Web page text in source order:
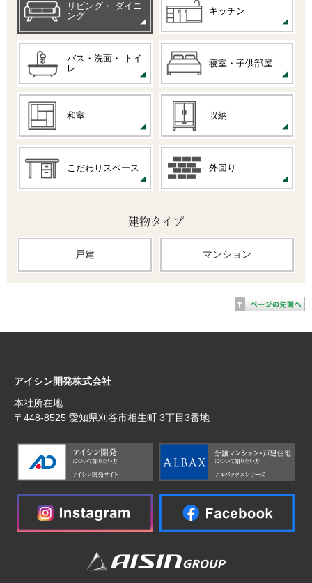
リビング・
ダイニ
ング
キッチン
バス・洗面・
トイ
レ
寝室・子供部屋
和室 収納
こだわりスペース 外回り
建物タイプ
戸建 マンション
アイシン開発株式会社
本社所在地
〒448‐8525 愛知県刈谷市相生町 3丁目3番地